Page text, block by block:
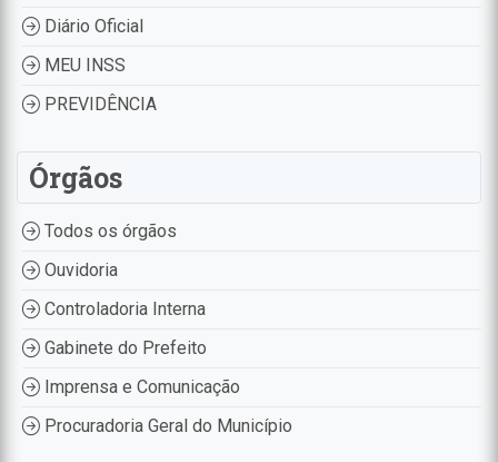
Diário Oficial
MEU INSS
PREVIDÊNCIA
Órgãos
Todos os órgãos
Ouvidoria
Controladoria Interna
Gabinete do Prefeito
Imprensa e Comunicação
Procuradoria Geral do Município